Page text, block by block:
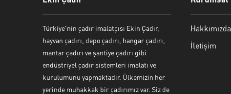
Türkiye'nin çadır imalatçısı Ekin Çadır,
hayvan çadırı, depo çadırı, hangar çadırı,
mantar çadırı ve şantiye çadırı gibi
endüstriyel çadır sistemleri imalatı ve
kurulumunu yapmaktadır. Ülkemizin her
yerinde muhakkak bir çadırımız var. Siz de
Hakkımızda
İletişim
Ekin Çadır